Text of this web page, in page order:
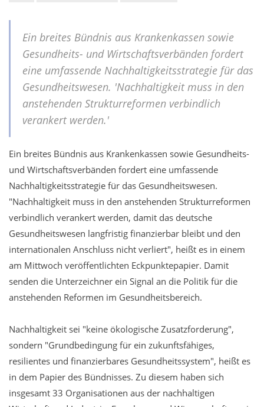
Ein breites Bündnis aus Krankenkassen sowie
Gesundheits- und Wirtschaftsverbänden fordert
eine umfassende Nachhaltigkeitsstrategie für das
Gesundheitswesen. 'Nachhaltigkeit muss in den
anstehenden Strukturreformen verbindlich
verankert werden.'
Ein breites Bündnis aus Krankenkassen sowie Gesundheits-
und Wirtschaftsverbänden fordert eine umfassende
Nachhaltigkeitsstrategie für das Gesundheitswesen.
"Nachhaltigkeit muss in den anstehenden Strukturreformen
verbindlich verankert werden, damit das deutsche
Gesundheitswesen langfristig finanzierbar bleibt und den
internationalen Anschluss nicht verliert", heißt es in einem
am Mittwoch veröffentlichten Eckpunktepapier. Damit
senden die Unterzeichner ein Signal an die Politik für die
anstehenden Reformen im Gesundheitsbereich.
Nachhaltigkeit sei "keine ökologische Zusatzforderung",
sondern "Grundbedingung für ein zukunftsfähiges,
resilientes und finanzierbares Gesundheitssystem", heißt es
in dem Papier des Bündnisses. Zu diesem haben sich
insgesamt 33 Organisationen aus der nachhaltigen